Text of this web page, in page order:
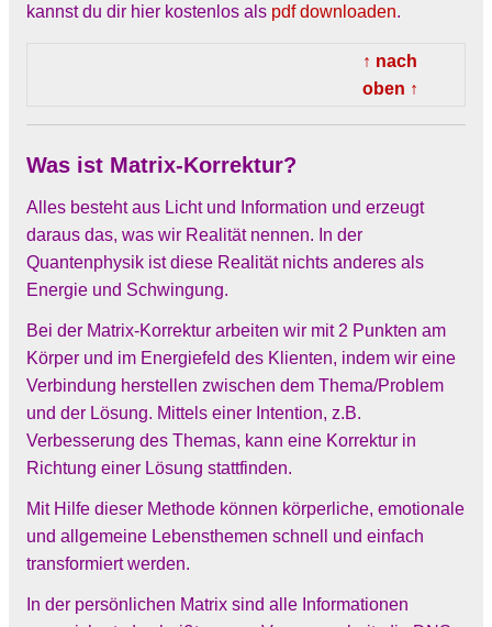
kannst du dir hier kostenlos als pdf downloaden.
↑ nach
oben ↑
Was ist Matrix-Korrektur?
Alles besteht aus Licht und Information und erzeugt
daraus das, was wir Realität nennen. In der
Quantenphysik ist diese Realität nichts anderes als
Energie und Schwingung.
Bei der Matrix-Korrektur arbeiten wir mit 2 Punkten am
Körper und im Energiefeld des Klienten, indem wir eine
Verbindung herstellen zwischen dem Thema/Problem
und der Lösung. Mittels einer Intention, z.B.
Verbesserung des Themas, kann eine Korrektur in
Richtung einer Lösung stattfinden.
Mit Hilfe dieser Methode können körperliche, emotionale
und allgemeine Lebensthemen schnell und einfach
transformiert werden.
In der persönlichen Matrix sind alle Informationen